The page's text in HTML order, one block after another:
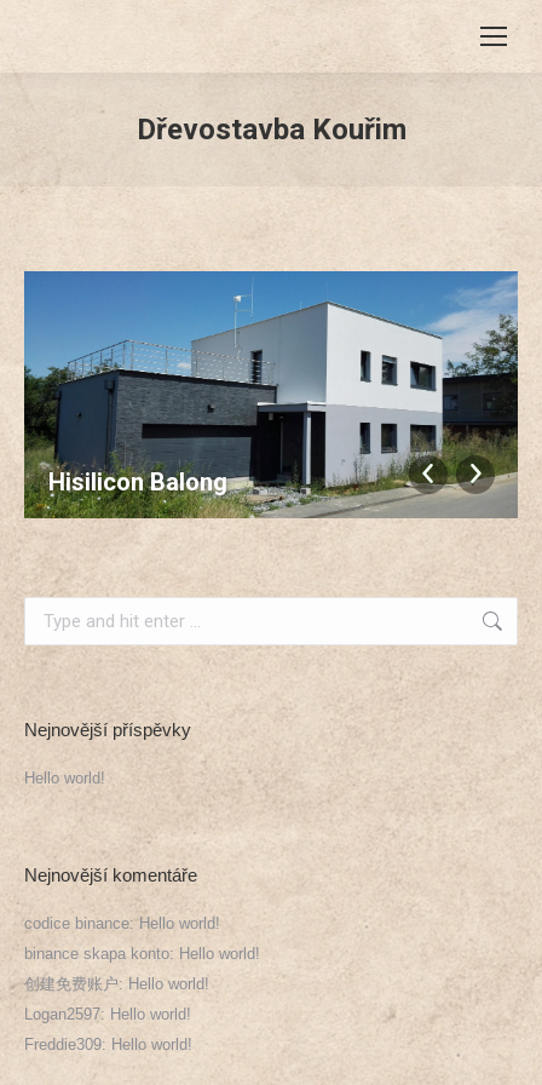
Dřevostavba Kouřim
Hisilicon Balong
Nejnovější příspěvky
Hello world!
Nejnovější komentáře
codice binance: Hello world!
binance skapa konto: Hello world!
创建免费账户: Hello world!
Logan2597: Hello world!
Freddie309: Hello world!